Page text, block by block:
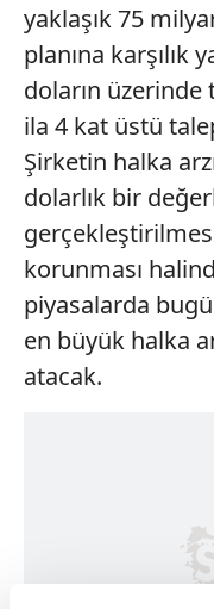
yaklaşık 75
planına karşılık
doların üzerinde
ila 4 kat üstü
Şirketin halka
dolarlık bir
korunması
piyasalarda
en büyük halka
atacak.